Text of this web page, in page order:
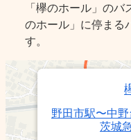
「欅のホール」の
のホール」に停まる
す。
野田市駅〜中
茨城